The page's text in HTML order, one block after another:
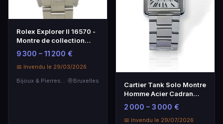
Rolex Explorer II 16570 -
Montre de collection
emblématique
9 300 – 11 200 €
📅 Invendu le 29/03/2026
Bruxelles
Cartier Tank Solo Montre
Homme Acier Cadran
Argent Chiffres Romains
2 000 – 3 000 €
📅 Invendu le 29/07/2026